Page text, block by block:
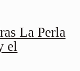
La Perla
el